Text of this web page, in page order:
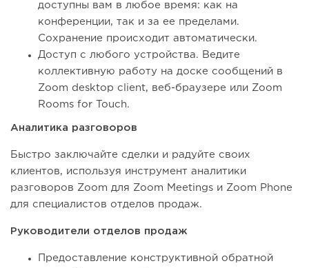
доступны вам в любое время: как на
конференции, так и за ее пределами.
Сохранение происходит автоматически.
Доступ с любого устройства. Ведите
коллективную работу на доске сообщений в
Zoom desktop client, веб-браузере или Zoom
Rooms for Touch.
Аналитика разговоров
Быстро заключайте сделки и радуйте своих
клиентов, используя инструмент аналитики
разговоров Zoom для Zoom Meetings и Zoom Phone
для специалистов отделов продаж.
Руководители отделов продаж
Предоставление конструктивной обратной